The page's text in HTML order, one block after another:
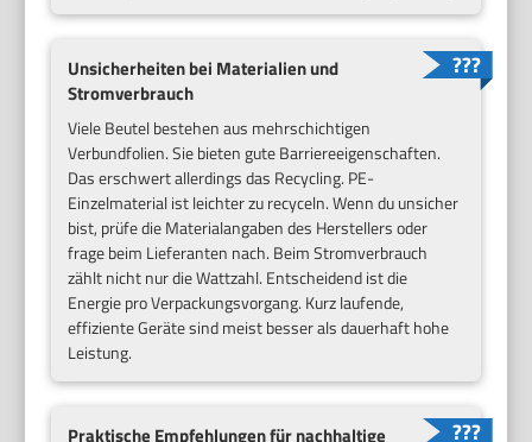
Unsicherheiten bei Materialien und
Stromverbrauch
Viele Beutel bestehen aus mehrschichtigen
Verbundfolien. Sie bieten gute Barriereeigenschaften.
Das erschwert allerdings das Recycling. PE-
Einzelmaterial ist leichter zu recyceln. Wenn du unsicher
bist, prüfe die Materialangaben des Herstellers oder
frage beim Lieferanten nach. Beim Stromverbrauch
zählt nicht nur die Wattzahl. Entscheidend ist die
Energie pro Verpackungsvorgang. Kurz laufende,
effiziente Geräte sind meist besser als dauerhaft hohe
Leistung.
Praktische Empfehlungen für nachhaltige